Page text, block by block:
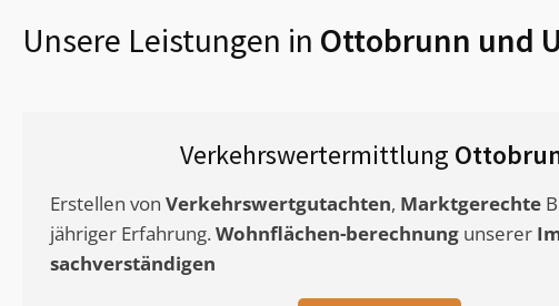
Unsere Leistungen in Ottobrunn und
Verkehrswertermittlung
Erstellen von Verkehrswertgutachten, Marktgerechte
jähriger Erfahrung. Wohnflächen-berechnung unserer
sachverständigen